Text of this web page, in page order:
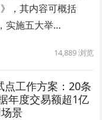
，其内容可概括
实施五大举…
14,889浏览
点工作方案：20条
年度交易额超1亿
景